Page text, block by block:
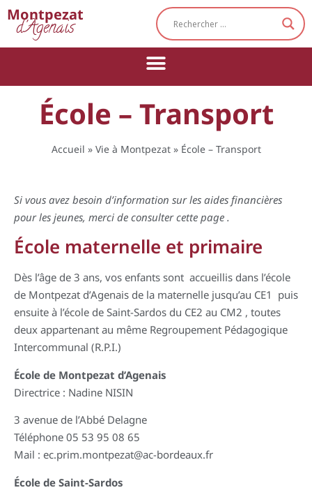
Montpezat
d'Agenais
École – Transport
Accueil » Vie à Montpezat» École – Transport
Si vous avez besoin d’information sur les aides financières
pour les jeunes, merci de consulter cette page .
École maternelle et primaire
Dès l’âge de 3 ans, vos enfants sont accueillis dans l’école
de Montpezat d’Agenais de la maternelle jusqu’au CE1 puis
ensuite à l’école de Saint-Sardos du CE2 au CM2 , toutes
deux appartenant au même Regroupement Pédagogique
Intercommunal (R.P.I.)
École de Montpezat d’Agenais
Directrice : Nadine NISIN
3 avenue de l’Abbé Delagne
Téléphone 05 53 95 08 65
Mail : ec.prim.montpezat@ac-bordeaux.fr
École de Saint-Sardos
Cookies management panel